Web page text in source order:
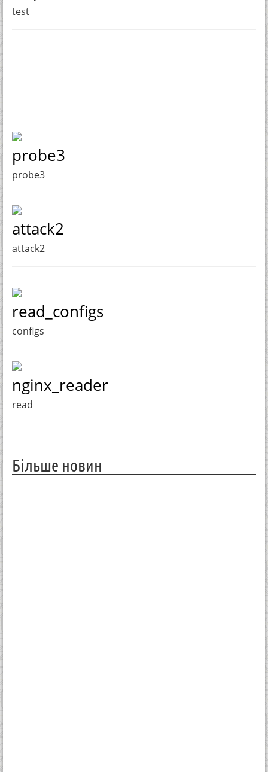
test
probe3
probe3
attack2
attack2
read_configs
configs
nginx_reader
read
Більше новин